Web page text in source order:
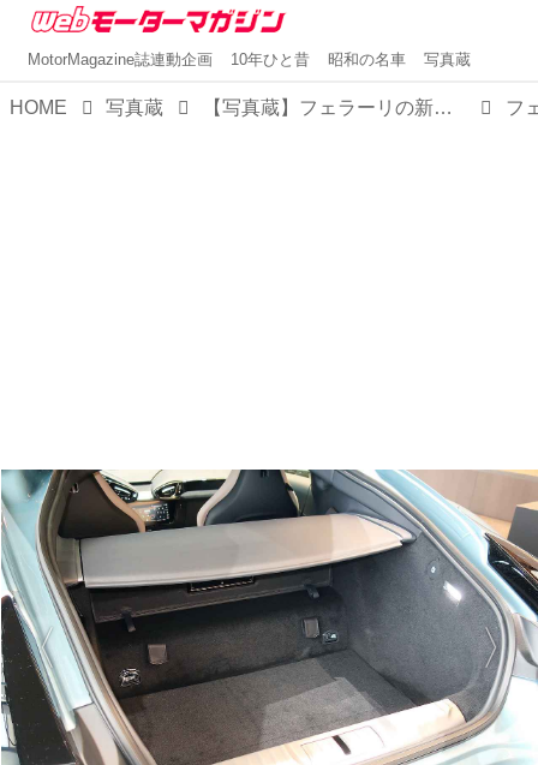
MotorMagazine誌連動企画 10年ひと昔 昭和の名車 写真蔵
HOME 写真蔵 【写真蔵】フェラーリの新フラッグシップは、搭載エンジンを車名にした「ドーディチ チリンドリ」